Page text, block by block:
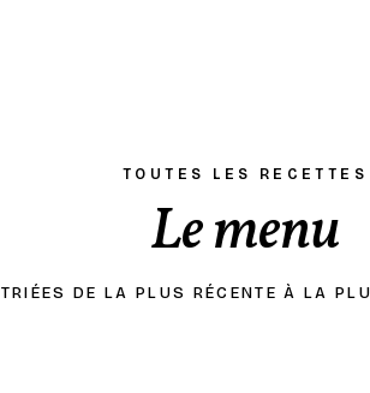
TOUTES LES RECETTES
Le menu
TRIÉES DE LA PLUS RÉCENTE À LA